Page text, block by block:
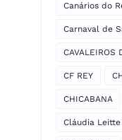
Canários do
Carnaval de
CAVALEIROS
CF REY
CHICABANA
Cláudia Leitte